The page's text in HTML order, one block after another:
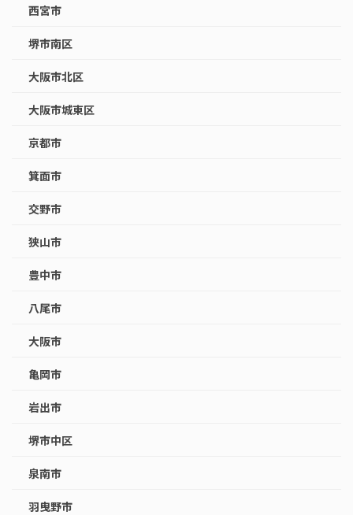
西宮市
堺市南区
大阪市北区
大阪市城東区
京都市
箕面市
交野市
狭山市
豊中市
八尾市
大阪市
亀岡市
岩出市
堺市中区
泉南市
羽曳野市